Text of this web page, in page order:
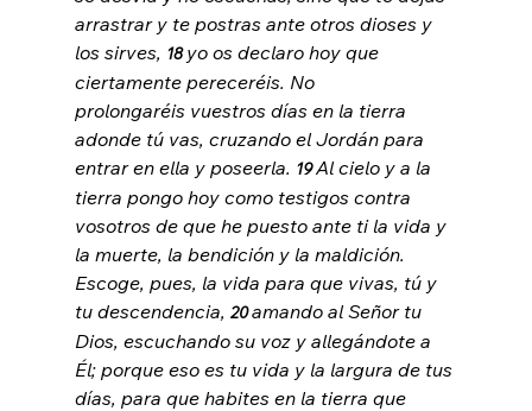
arrastrar y te postras ante otros dioses y
los sirves, 18 yo os declaro hoy que
ciertamente pereceréis. No
prolongaréis vuestros días en la tierra
adonde tú vas, cruzando el Jordán para
entrar en ella y poseerla. 19 Al cielo y a la
tierra pongo hoy como testigos contra
vosotros de que he puesto ante ti la vida y
la muerte, la bendición y la maldición.
Escoge, pues, la vida para que vivas, tú y
tu descendencia, 20 amando al Señor tu
Dios, escuchando su voz y allegándote a
Él; porque eso es tu vida y la largura de tus
días, para que habites en la tierra que